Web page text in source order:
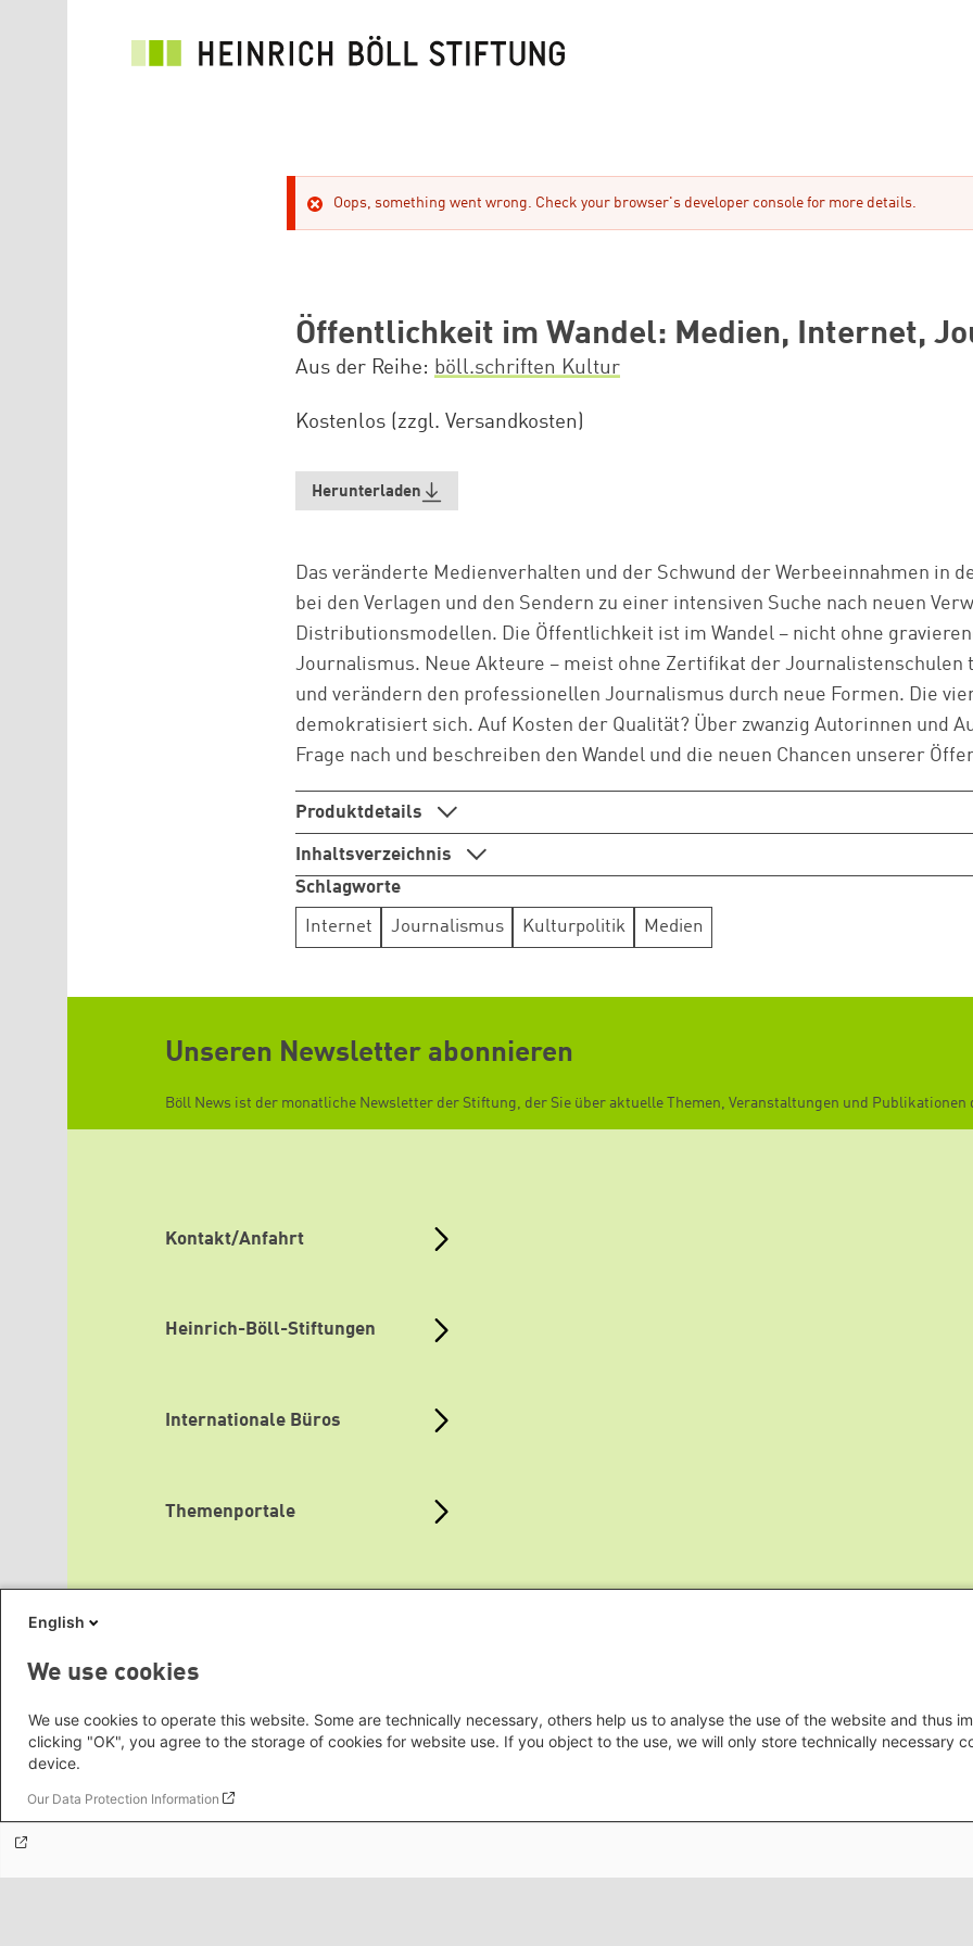
Oops, something went wrong. Check your browser's developer console for more details.
Öffentlichkeit im Wandel: Medien, Internet,
Aus der Reihe böll.schriften Kultur
Kostenlos (zzgl. Versandkosten)
Herunterladen
Das veränderte Medienverhalten und der Schwund der Werbeeinnahmen in
bei den Verlagen und den Sendern zu einer intensiven Suche nach neuen
Distributionsmodellen. Die Öffentlichkeit ist im Wandel – nicht ohne
Journalismus. Neue Akteure – meist ohne Zertifikat der Journalistenschulen
und verändern den professionellen Journalismus durch neue Formen. Die
demokratisiert sich. Auf Kosten der Qualität? Über zwanzig Autorinnen und
Frage nach und beschreiben den Wandel und die neuen Chancen unserer
Produktdetails
Inhaltsverzeichnis
Schlagworte
Internet Journalismus Kulturpolitik Medien
Unseren Newsletter abonnieren
Böll News ist der monatliche Newsletter der Stiftung, der Sie über aktuelle Themen, Veranstaltungen und
Kontakt/Anfahrt
Heinrich-Böll-Stiftungen
Internationale Büros
Themenportale
English
We use cookies
We use cookies to operate this website. Some are technically necessary, others help us to analyse the use of the website and thus
clicking "OK", you agree to the storage of cookies for website use. If you object to the use, we will only store technically necessary
device.
Our Data Protection Information